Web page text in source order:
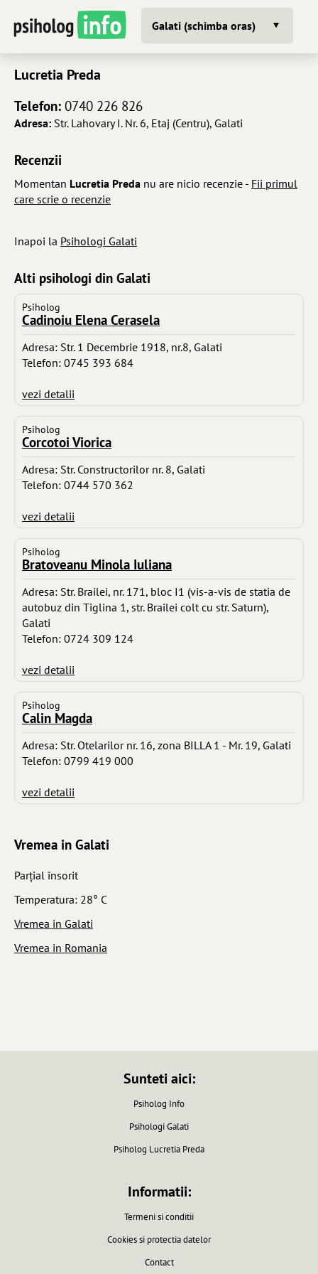
Galati (schimba oras)
Lucretia Preda
Telefon: 0740 226 826
Adresa: Str. Lahovary I. Nr. 6, Etaj (Centru), Galati
Recenzii
Momentan Lucretia Preda nu are nicio recenzie - Fii primul
care scrie o recenzie
Inapoi la Psihologi Galati
Alti psihologi din Galati
Psiholog
Cadinoiu Elena Cerasela
Adresa: Str. 1 Decembrie 1918, nr.8, Galati
Telefon: 0745 393 684
vezi detalii
Psiholog
Corcotoi Viorica
Adresa: Str. Constructorilor nr. 8, Galati
Telefon: 0744 570 362
vezi detalii
Psiholog
Bratoveanu Minola Iuliana
Adresa: Str. Brailei, nr. 171, bloc I1 (vis-a-vis de statia de
autobuz din Tiglina 1, str. Brailei colt cu str. Saturn),
Galati
Telefon: 0724 309 124
vezi detalii
Psiholog
Calin Magda
Adresa: Str. Otelarilor nr. 16, zona BILLA 1 - Mr. 19, Galati
Telefon: 0799 419 000
vezi detalii
Vremea in Galati
Parţial însorit
Temperatura: 28° C
Vremea in Galati
Vremea in Romania
Sunteti aici:
Psiholog Info
Psihologi Galati
Psiholog Lucretia Preda
Informatii:
Termeni si conditii
Cookies si protectia datelor
Contact